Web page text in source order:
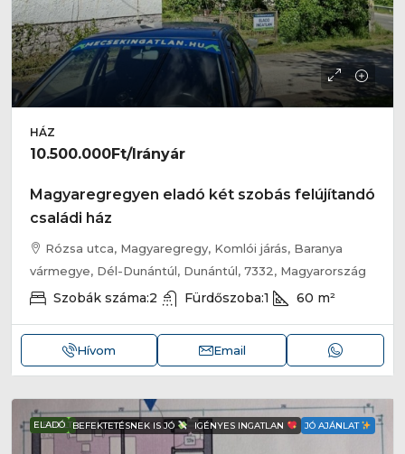
HÁZ
10.500.000Ft/Irányár
Magyaregregyen eladó két szobás felújítandó
családi ház
Rózsa utca, Magyaregregy, Komlói járás, Baranya
vármegye, Dél-Dunántúl, Dunántúl, 7332, Magyarország
Szobák száma:2 Fürdőszoba:1 60 m²
Hívom Email
KIEMELT
ELADÓ BEFEKTETÉSNEK IS JÓ IGÉNYES INGATLAN JÓ AJÁNLAT